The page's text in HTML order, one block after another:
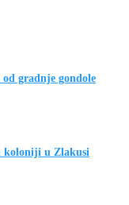
od gradnje gondole
koloniji u Zlakusi